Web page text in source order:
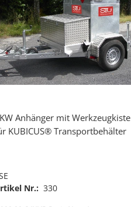
Anhänger mit Werkzeugkiste
KUBICUS® Transportbehälter
Nr.: 330